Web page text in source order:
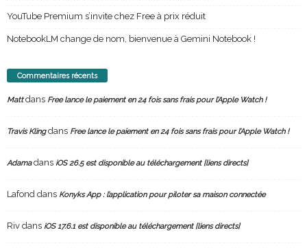
YouTube Premium s’invite chez Free à prix réduit
NotebookLM change de nom, bienvenue à Gemini Notebook !
Commentaires récents
Mattdans Free lance le paiement en 24 fois sans frais pour l’Apple Watch !
Travis Klingdans Free lance le paiement en 24 fois sans frais pour l’Apple Watch !
Adamadans iOS 26.5 est disponible au téléchargement [liens directs]
Lafond dans Konyks App : l’application pour piloter sa maison connectée
Riv dans iOS 17.6.1 est disponible au téléchargement [liens directs]